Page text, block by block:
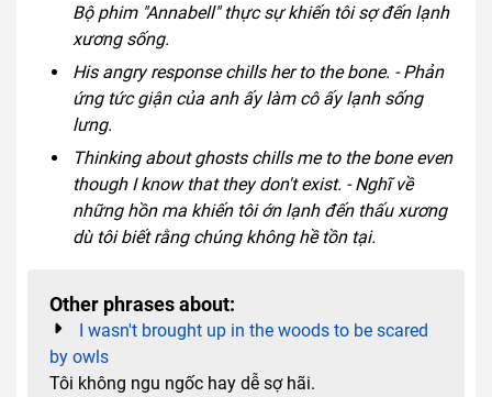
Bộ phim "Annabell" thực sự khiến tôi sợ đến lạnh
xương sống.
His angry response chills her to the bone. - Phản
ứng tức giận của anh ấy làm cô ấy lạnh sống
lưng.
Thinking about ghosts chills me to the bone even
though I know that they don't exist. - Nghĩ về
những hồn ma khiến tôi ớn lạnh đến thấu xương
dù tôi biết rằng chúng không hề tồn tại.
Other phrases about:
I wasn't brought up in the woods to be scared
by owls
Tôi không ngu ngốc hay dễ sợ hãi.